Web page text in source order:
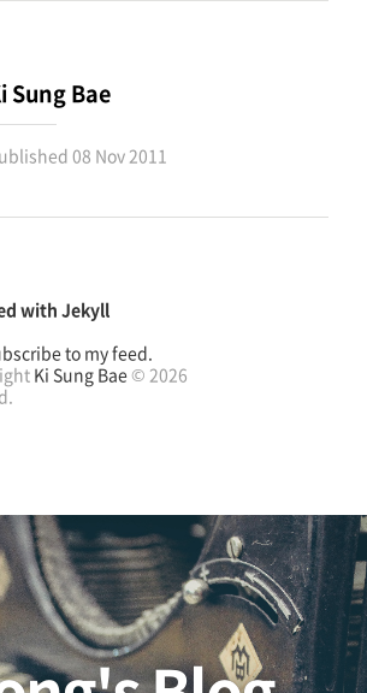
Sung Bae
08 Nov 2011
with Jekyll
to my feed.
Ki Sung Bae© 2026